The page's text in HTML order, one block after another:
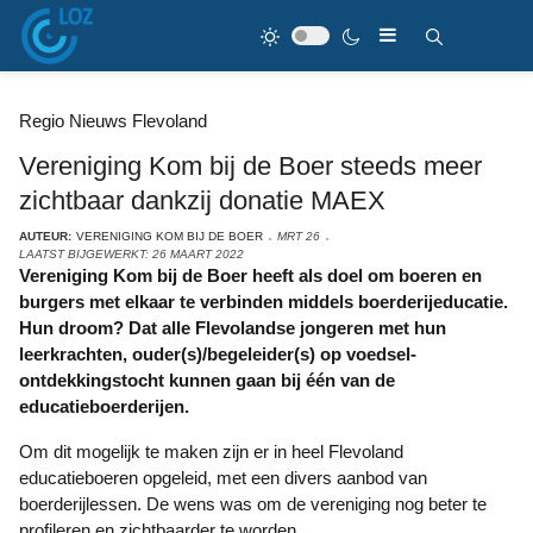
Regio Nieuws Flevoland
Vereniging Kom bij de Boer steeds meer
zichtbaar dankzij donatie MAEX
AUTEUR: VERENIGING KOM BIJ DE BOER
MRT 26
LAATST BIJGEWERKT: 26 MAART 2022
Vereniging Kom bij de Boer heeft als doel om boeren en
burgers met elkaar te verbinden middels boerderijeducatie.
Hun droom? Dat alle Flevolandse jongeren met hun
leerkrachten, ouder(s)/begeleider(s) op voedsel-
ontdekkingstocht kunnen gaan bij één van de
educatieboerderijen.
Om dit mogelijk te maken zijn er in heel Flevoland
educatieboeren opgeleid, met een divers aanbod van
boerderijlessen. De wens was om de vereniging nog beter te